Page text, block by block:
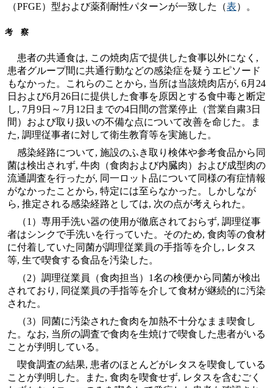
（PFGE）型および薬剤耐性パターンが一致した（表）。
考 察
患者の共通食は, この焼肉店で提供した食事以外になく,
患者グループ間に共通行動などの感染症を疑うエピソード
もなかった。これらのことから, 当所は当該焼肉店が, 6月24
日および6月26日に提供した食事を原因とする食中毒と断定
し, 7月9日～7月12日までの4日間の営業停止（営業自粛3日
間）および取り扱いの不備な点について改善を命じた。ま
た, 調理従事者に対して衛生教育等を実施した。
感染経路について, 施設のふき取り検体や参考食品から同
菌は検出されず, 牛肉（食肉および内臓肉）および成型肉の
流通調査を行ったが, 同一ロット品について同様の有症情報
がなかったことから, 特定には至らなかった。しかしなが
ら, 推定される感染経路としては, 次の点が考えられた。
（1）専用手洗い器の使用が徹底されておらず, 調理従事
者はシンクで手洗いを行っていた。そのため, 食肉等の食材
に付着していた同菌が調理従業員の手指等を介し, レタス
等, 生で喫食する食品を汚染した。
（2）調理従業員（食肉担当）1名の検便から同菌が検出
されており, 同従業員の手指等を介して食材が継続的に汚染
された。
（3）同菌に汚染された食肉を加熱不十分なまま喫食し
た。なお, 当所の調査で食肉を生焼けで喫食した患者がいる
ことが判明している。
喫食調査の結果, 患者のほとんどがレタスを喫食している
ことが判明した。また, 食肉を喫食せず, レタスを含むごく